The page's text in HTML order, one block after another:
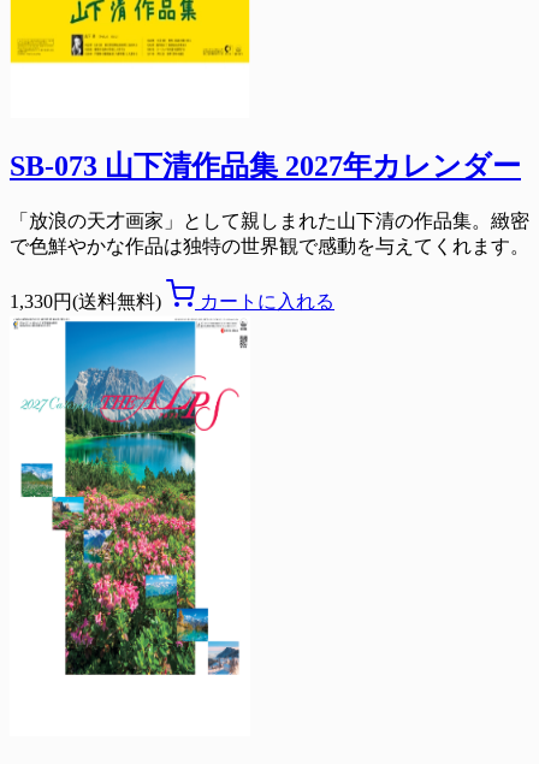
SB-073 山下清作品集 2027年カレンダー
「放浪の天才画家」として親しまれた山下清の作品集。緻密
で色鮮やかな作品は独特の世界観で感動を与えてくれます。
1,330円(送料無料) カートに入れる